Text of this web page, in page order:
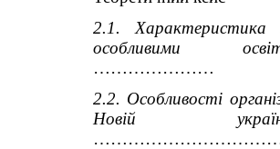
2.1. Характеристика
особливими
…………………
2.2. Особливості
Новій